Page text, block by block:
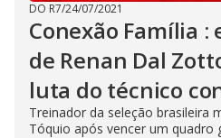
DO R7/24/07/2021
Conexão Família :
de Renan Dal
luta do técnico
Treinador da seleção brasileira
Tóquio após vencer um quadro